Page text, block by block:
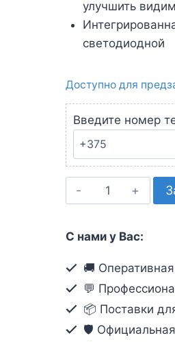
улучшить
светодиодной
Доступно для
Введите номер
Количество
товара
консоль
с
интерфейсами
PS/2,
USB,
VGA,
С нами у Вас:
🚚
💬
📦 Поставки
🛡️